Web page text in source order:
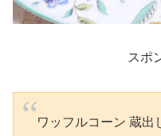
スポ
ワッフルコーン 蔵出